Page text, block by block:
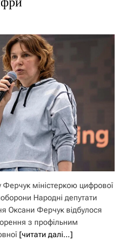
міністеркою цифрової
Народні депутати
Оксани Ферчук відбулося
з профільним
[читати далі…]